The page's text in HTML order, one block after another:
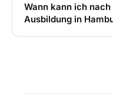
Wann kann ich
Ausbildung in